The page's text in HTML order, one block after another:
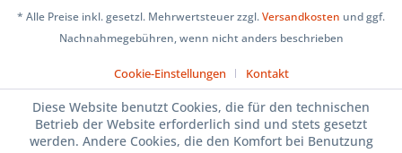
* Alle Preise inkl. gesetzl. Mehrwertsteuer zzgl.Versandkosten und ggf.
Nachnahmegebühren, wenn nicht anders beschrieben
Cookie-Einstellungen Kontakt
Diese Website benutzt Cookies, die für den technischen
Betrieb der Website erforderlich sind und stets gesetzt
werden. Andere Cookies, die den Komfort bei Benutzung